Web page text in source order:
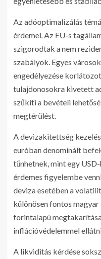
Az adóoptimalizálás
érdemel. Az EU-s
szigorodtak a nem
szabályok. Egyes
engedélyezése
tulajdonosokra kivetett
szűkíti a bevételi
megtérülést.
A devizakitettség
euróban denominált
tűnhetnek, mint egy
érdemes figyelembe
deviza esetében a
különösen fontos
forintalapú
inflációvédelemmel
A likviditás kérdése